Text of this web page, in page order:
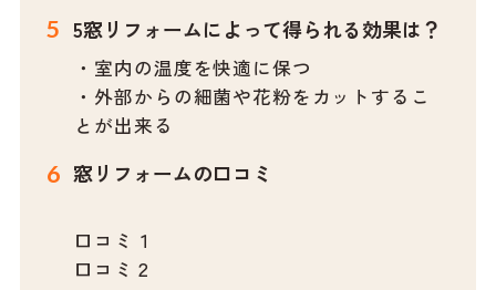
5窓リフォームによって得られる効果は？
・室内の温度を快適に保つ
・外部からの細菌や花粉をカットするこ
とが出来る
窓リフォームの口コミ
口コミ１
口コミ２